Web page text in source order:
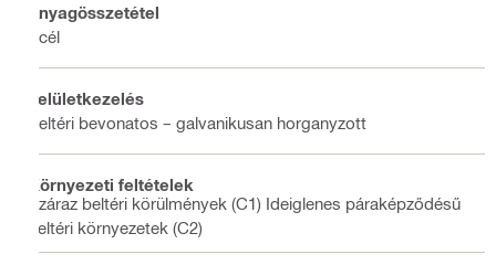
Anyagösszetétel
Acél
Felületkezelés
Beltéri bevonatos – galvanikusan horganyzott
Környezeti feltételek
Száraz beltéri körülmények (C1) Ideiglenes páraképződésű
beltéri környezetek (C2)